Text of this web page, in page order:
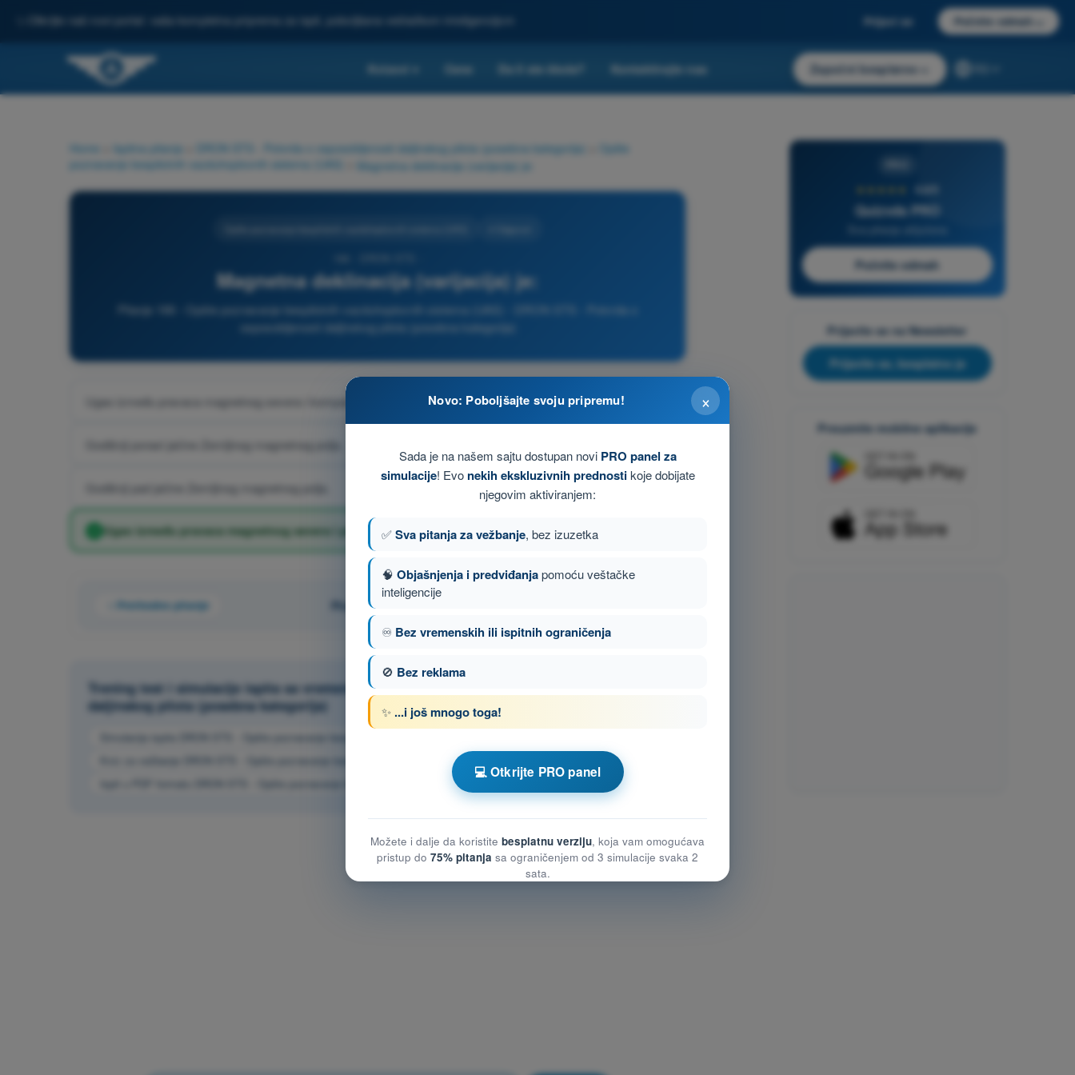
Otkrijte naš novi portal: vaša kompletna priprema za ispit, poboljšana veštačkom inteligencijom Prijavi se Počnite odmah
Kvizovi Cene Da li ste škola? Kontaktirajte nas Započni besplatno
Home Ispitna pitanja DRON STS - Potvrda o osposobljenosti daljinskog pilota (posebna kategorija)
Opšte
poznavanje bespilotnih vazduhoplovnih sistema (UAS)
Magnetna deklinacija (varijacija) je:
Magnetna deklinacija (varijacija) je:
Pitanje 166 - Opšte poznavanje bespilotnih vazduhoplovnih sistema (UAS) - DRON STS - Potvrda o
osposobljenosti daljinskog pilota (posebna kategorija)
Ugao između pravaca magnetnog severa i kompasnog severa.
Godišnji porast jačine Zemljinog magnetnog polja.
Godišnji pad jačine Zemljinog magnetnog polja.
Ugao između pravaca magnetnog severa i pravog severa (geografski sever).
Prethodno pitanje Pitanje 166 od 167
Trening test i simulacije ispita sa vremenom DRON STS - Potvrda o osposobljenosti
daljinskog pilota (posebna kategorija)
Kviz za vežbanje DRON STS - Opšte poznavanje bespilotnih vazduhoplovnih sistema (UAS)
Ispit u PDF formatu DRON STS - Opšte poznavanje bespilotnih vazduhoplovnih sistema (UAS)
4,6/5
Quizvds PRO
Počnite odmah
Prijavite se na Newsletter
Prijavite se, besplatno je
Preuzmite mobilne aplikacije
×
Novo: Poboljšajte svoju pripremu!
Sada je na našem sajtu dostupan novi PRO panel za
simulacije! Evo nekih ekskluzivnih prednostikoje dobijate
njegovim aktiviranjem:
✅Sva pitanja za vežbanje, bez izuzetka
🧠 Objašnjenja i predviđanjapomoću veštačke
inteligencije
♾️ Bez vremenskih ili ispitnih ograničenja
🚫 Bez reklama
✨ ...i još mnogo toga!
💻 Otkrijte PRO panel
Možete i dalje da koristite besplatnu verziju, koja vam omogućava
pristup do 75% pitanja sa ograničenjem od 3 simulacije svaka 2
sata.